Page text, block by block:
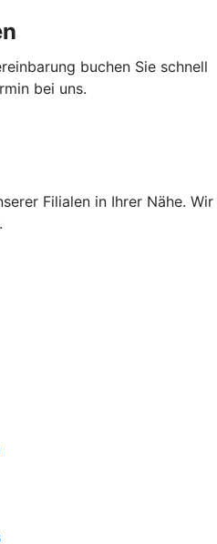
buchen Sie schnell
bei uns.
Filialen in Ihrer Nähe. Wir